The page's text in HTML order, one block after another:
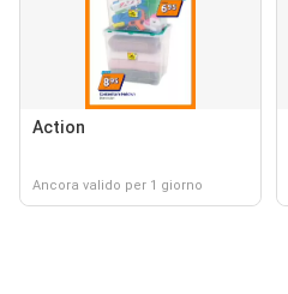
Action
Ancora valido per 1 giorno